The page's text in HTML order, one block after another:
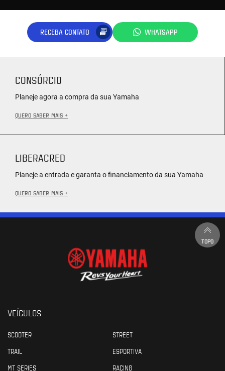
RECEBA CONTATO WHATSAPP
CONSÓRCIO
Planeje agora a compra da sua Yamaha
QUERO SABER MAIS +
LIBERACRED
Planeje a entrada e garanta o financiamento da sua Yamaha
QUERO SABER MAIS +
TOPO
VEÍCULOS
SCOOTER
STREET
TRAIL
ESPORTIVA
MT SERIES
RACING